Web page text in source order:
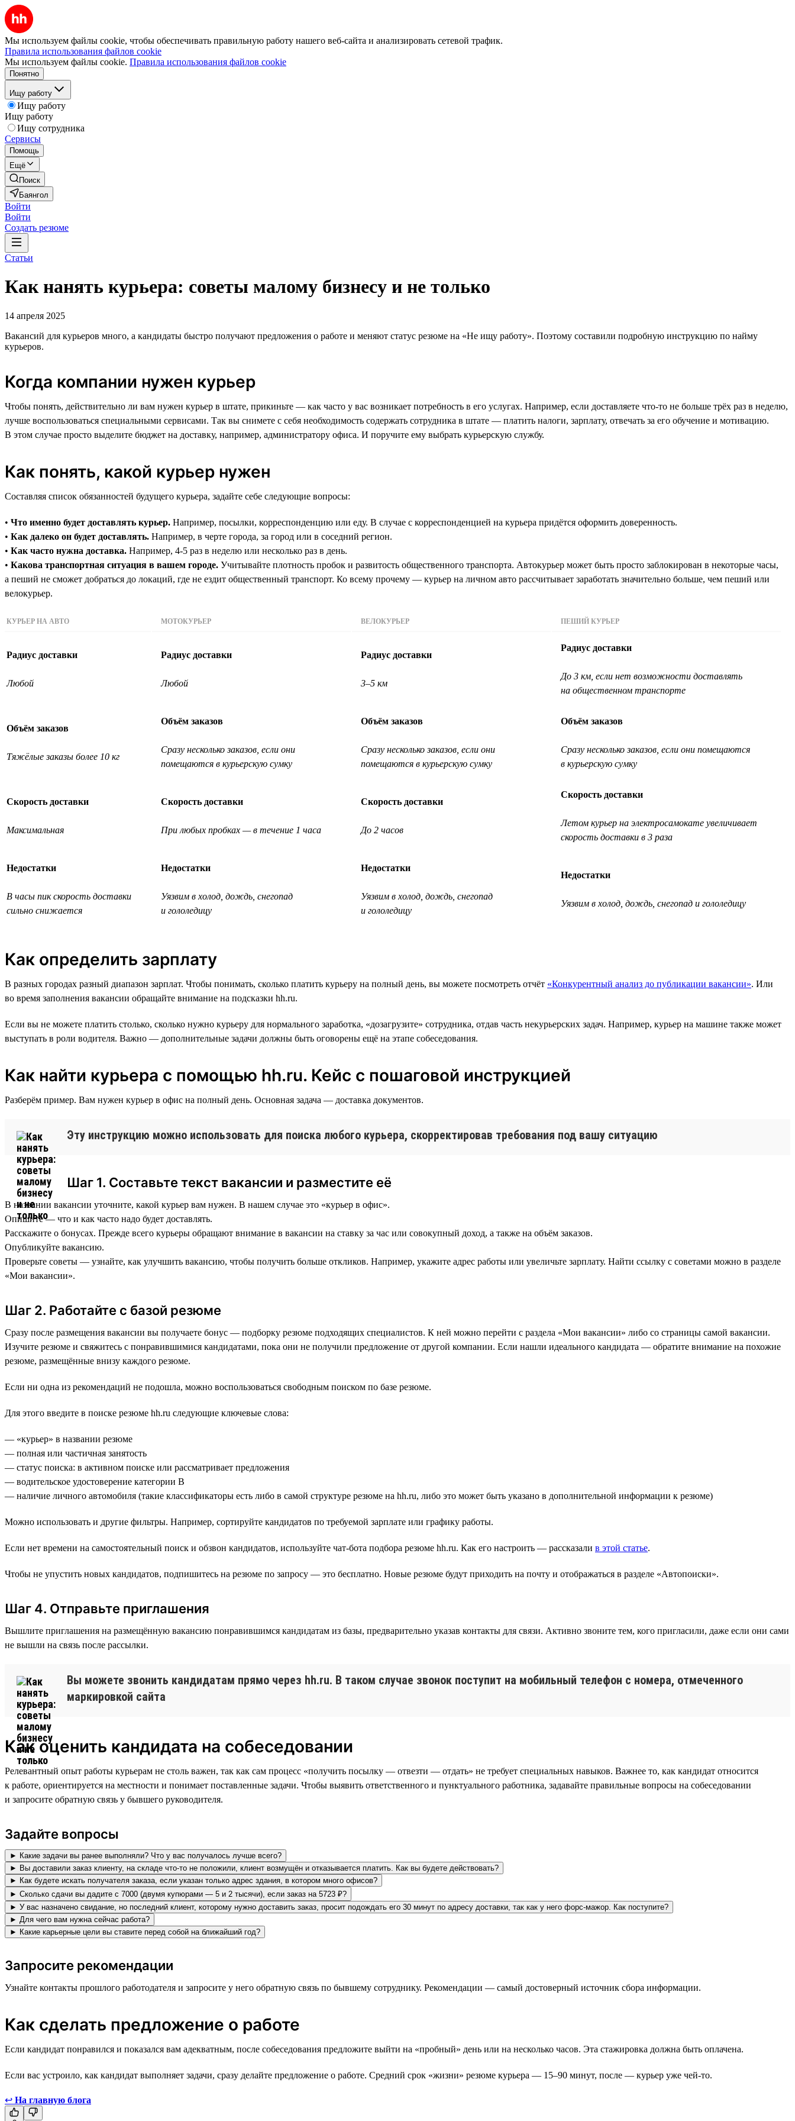
Мы используем файлы cookie, чтобы обеспечивать правильную работу нашего веб-сайта и анализировать сетевой трафик.
Правила использования файлов cookie
Мы используем файлы cookie. Правила использования файлов cookie
Понятно
Ищу работу
Ищу работу
Ищу работу
Ищу сотрудника
Сервисы
Помощь
Ещё
Поиск
Баянгол
Войти
Войти
Создать резюме
Статьи
Как нанять курьера: советы малому бизнесу и не только
14 апреля 2025
Вакансий для курьеров много, а кандидаты быстро получают предложения о работе и меняют статус резюме на «Не ищу работу». Поэтому составили подробную инструкцию по найму
курьеров.
Когда компании нужен курьер
Чтобы понять, действительно ли вам нужен курьер в штате, прикиньте — как часто у вас возникает потребность в его услугах. Например, если доставляете что-то не больше трёх раз в неделю,
лучше воспользоваться специальными сервисами. Так вы снимете с себя необходимость содержать сотрудника в штате — платить налоги, зарплату, отвечать за его обучение и мотивацию.
В этом случае просто выделите бюджет на доставку, например, администратору офиса. И поручите ему выбрать курьерскую службу.
Как понять, какой курьер нужен
Составляя список обязанностей будущего курьера, задайте себе следующие вопросы:
• Что именно будет доставлять курьер. Например, посылки, корреспонденцию или еду. В случае с корреспонденцией на курьера придётся оформить доверенность.
• Как далеко он будет доставлять. Например, в черте города, за город или в соседний регион.
• Как часто нужна доставка. Например, 4-5 раз в неделю или несколько раз в день.
• Какова транспортная ситуация в вашем городе. Учитывайте плотность пробок и развитость общественного транспорта. Автокурьер может быть просто заблокирован в некоторые часы,
а пеший не сможет добраться до локаций, где не ездит общественный транспорт. Ко всему прочему — курьер на личном авто рассчитывает заработать значительно больше, чем пеший или
велокурьер.
КУРЬЕР НА АВТО МОТОКУРЬЕР ВЕЛОКУРЬЕР ПЕШИЙ КУРЬЕР
Радиус доставки
Любой
Радиус доставки
Любой
Радиус доставки
3–5 км
Радиус доставки
До 3 км, если нет возможности доставлять
на общественном транспорте
Объём заказов
Тяжёлые заказы более 10 кг
Объём заказов
Сразу несколько заказов, если они
помещаются в курьерскую сумку
Объём заказов
Сразу несколько заказов, если они
помещаются в курьерскую сумку
Объём заказов
Сразу несколько заказов, если они помещаются
в курьерскую сумку
Скорость доставки
Максимальная
Скорость доставки
При любых пробках — в течение 1 часа
Скорость доставки
До 2 часов
Скорость доставки
Летом курьер на электросамокате увеличивает
скорость доставки в 3 раза
Недостатки
В часы пик скорость доставки
сильно снижается
Недостатки
Уязвим в холод, дождь, снегопад
и гололедицу
Недостатки
Уязвим в холод, дождь, снегопад
и гололедицу
Недостатки
Уязвим в холод, дождь, снегопад и гололедицу
Как определить зарплату
В разных городах разный диапазон зарплат. Чтобы понимать, сколько платить курьеру на полный день, вы можете посмотреть отчёт «Конкурентный анализ до публикации вакансии». Или
во время заполнения вакансии обращайте внимание на подсказки hh.ru.
Если вы не можете платить столько, сколько нужно курьеру для нормального заработка, «дозагрузите» сотрудника, отдав часть некурьерских задач. Например, курьер на машине также может
выступать в роли водителя. Важно — дополнительные задачи должны быть оговорены ещё на этапе собеседования.
Как найти курьера с помощью hh.ru. Кейс с пошаговой инструкцией
Разберём пример. Вам нужен курьер в офис на полный день. Основная задача — доставка документов.
Эту инструкцию можно использовать для поиска любого курьера, скорректировав требования под вашу ситуацию
Шаг 1. Составьте текст вакансии и разместите её
В названии вакансии уточните, какой курьер вам нужен. В нашем случае это «курьер в офис».
Опишите — что и как часто надо будет доставлять.
Расскажите о бонусах. Прежде всего курьеры обращают внимание в вакансии на ставку за час или совокупный доход, а также на объём заказов.
Опубликуйте вакансию.
Проверьте советы — узнайте, как улучшить вакансию, чтобы получить больше откликов. Например, укажите адрес работы или увеличьте зарплату. Найти ссылку с советами можно в разделе
«Мои вакансии».
Шаг 2. Работайте с базой резюме
Сразу после размещения вакансии вы получаете бонус — подборку резюме подходящих специалистов. К ней можно перейти с раздела «Мои вакансии» либо со страницы самой вакансии.
Изучите резюме и свяжитесь с понравившимися кандидатами, пока они не получили предложение от другой компании. Если нашли идеального кандидата — обратите внимание на похожие
резюме, размещённые внизу каждого резюме.
Если ни одна из рекомендаций не подошла, можно воспользоваться свободным поиском по базе резюме.
Для этого введите в поиске резюме hh.ru следующие ключевые слова:
— «курьер» в названии резюме
— полная или частичная занятость
— статус поиска: в активном поиске или рассматривает предложения
— водительское удостоверение категории В
— наличие личного автомобиля (такие классификаторы есть либо в самой структуре резюме на hh.ru, либо это может быть указано в дополнительной информации к резюме)
Можно использовать и другие фильтры. Например, сортируйте кандидатов по требуемой зарплате или графику работы.
Если нет времени на самостоятельный поиск и обзвон кандидатов, используйте чат-бота подбора резюме hh.ru. Как его настроить — рассказали в этой статье.
Чтобы не упустить новых кандидатов, подпишитесь на резюме по запросу — это бесплатно. Новые резюме будут приходить на почту и отображаться в разделе «Автопоиски».
Шаг 4. Отправьте приглашения
Вышлите приглашения на размещённую вакансию понравившимся кандидатам из базы, предварительно указав контакты для связи. Активно звоните тем, кого пригласили, даже если они сами
не вышли на связь после рассылки.
Вы можете звонить кандидатам прямо через hh.ru. В таком случае звонок поступит на мобильный телефон с номера, отмеченного
маркировкой сайта
Как оценить кандидата на собеседовании
Релевантный опыт работы курьерам не столь важен, так как сам процесс «получить посылку — отвезти — отдать» не требует специальных навыков. Важнее то, как кандидат относится
к работе, ориентируется на местности и понимает поставленные задачи. Чтобы выявить ответственного и пунктуального работника, задавайте правильные вопросы на собеседовании
и запросите обратную связь у бывшего руководителя.
Задайте вопросы
► Какие задачи вы ранее выполняли? Что у вас получалось лучше всего?
► Вы доставили заказ клиенту, на складе что-то не положили, клиент возмущён и отказывается платить. Как вы будете действовать?
► Как будете искать получателя заказа, если указан только адрес здания, в котором много офисов?
► Сколько сдачи вы дадите с 7000 (двумя купюрами — 5 и 2 тысячи), если заказ на 5723 ₽?
► У вас назначено свидание, но последний клиент, которому нужно доставить заказ, просит подождать его 30 минут по адресу доставки, так как у него форс-мажор. Как поступите?
► Для чего вам нужна сейчас работа?
► Какие карьерные цели вы ставите перед собой на ближайший год?
Запросите рекомендации
Узнайте контакты прошлого работодателя и запросите у него обратную связь по бывшему сотруднику. Рекомендации — самый достоверный источник сбора информации.
Как сделать предложение о работе
Если кандидат понравился и показался вам адекватным, после собеседования предложите выйти на «пробный» день или на несколько часов. Эта стажировка должна быть оплачена.
Если вас устроило, как кандидат выполняет задачи, сразу делайте предложение о работе. Средний срок «жизни» резюме курьера — 15–90 минут, после — курьер уже чей-то.
↩ На главную блога